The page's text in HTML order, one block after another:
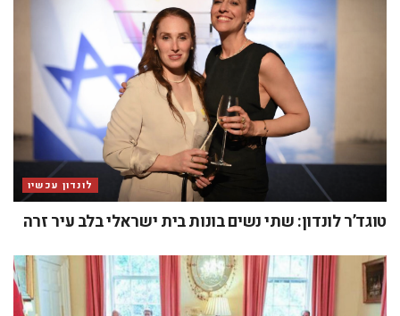
לונדון עכשיו
טוגד’ר לונדון: שתי נשים בונות בית ישראלי בלב עיר זרה